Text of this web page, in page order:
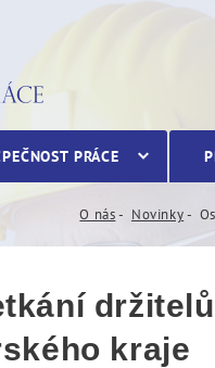
PRÁCE
O nás Novinky
kraje